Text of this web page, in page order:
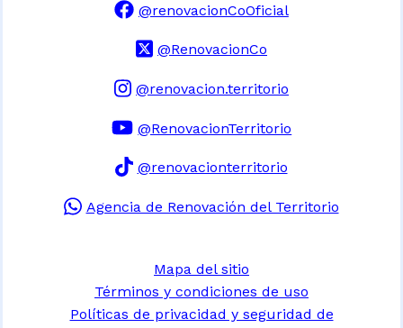
@renovacionCoOficial
@RenovacionCo
@renovacion.territorio
@RenovacionTerritorio
@renovacionterritorio
Agencia de Renovación del Territorio
Mapa del sitio
Términos y condiciones de uso
Políticas de privacidad y seguridad de